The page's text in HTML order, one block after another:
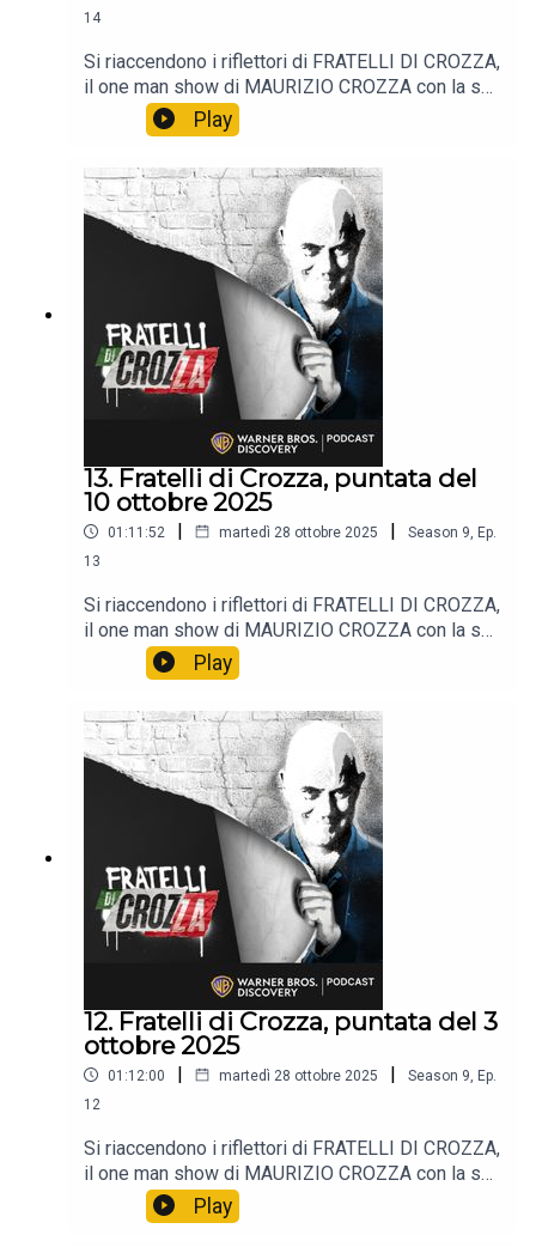
14
Si riaccendono i riflettori di FRATELLI DI CROZZA,
il one man show di MAURIZIO CROZZA con la sua
immancabile satira.📺 Non perdere i nuovi episodi
tutti i venerdì alle 21:40 solo sul Nove e in
Play
13. Fratelli di Crozza, puntata del
10 ottobre 2025
01:11:52 | martedì 28 ottobre 2025 | Season 9 Ep.
13
Si riaccendono i riflettori di FRATELLI DI CROZZA,
il one man show di MAURIZIO CROZZA con la sua
immancabile satira.📺 Non perdere i nuovi episodi
tutti i venerdì alle 21:40 solo sul Nove e in
Play
12. Fratelli di Crozza, puntata del 3
ottobre 2025
01:12:00 | martedì 28 ottobre 2025 | Season 9 Ep.
12
Si riaccendono i riflettori di FRATELLI DI CROZZA,
il one man show di MAURIZIO CROZZA con la sua
immancabile satira.📺 Non perdere i nuovi episodi
tutti i venerdì alle 21:40 solo sul Nove e in
Play